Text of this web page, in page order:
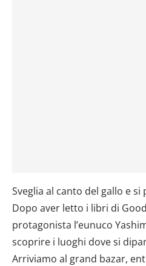
Sveglia al canto del gallo e
Dopo aver letto i libri di
protagonista l’eunuco
scoprire i luoghi dove si
Arriviamo al grand bazar,